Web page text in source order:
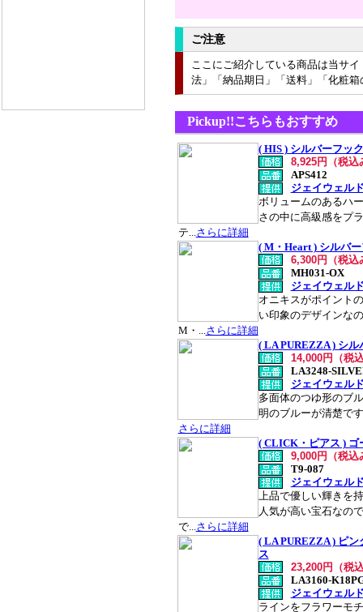
ご注意
ここにご紹介している商品は当サ
法」「納品期日」「送料」「化粧
Pickup!!こちらもおすすめ
( HIS ) シルバーフッ
8,925円（税込
APS412
ジェイウェル
ボリュームのあるハ
さの中に高級感をプ
テ...さらに詳細
( M・Heart ) シルバ
6,300円（税込
MH031-OX
ジェイウェル
オニキスがポイント
い印象のデザインな
M・...さらに詳細
( LA PUREZZA ) シ
14,000円（税
LA3248-
ジェイウェル
多面体のつゆ形のブ
明のブルーが清楚で
さらに詳細
( CLICK・ピアス ) ゴ
9,000円（税込
T9-087
ジェイウェル
上品で優しい輝きを
人気が高い宝石なの
で...さらに詳細
( LA PUREZZA ) ピ
ス
23,200円（税
LA3160-
ジェイウェル
ラインをフラワーモ